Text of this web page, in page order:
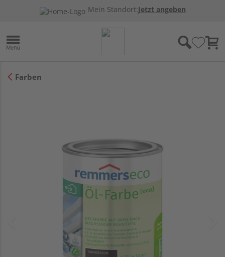
Mein Standort:Jetzt angeben
Farben